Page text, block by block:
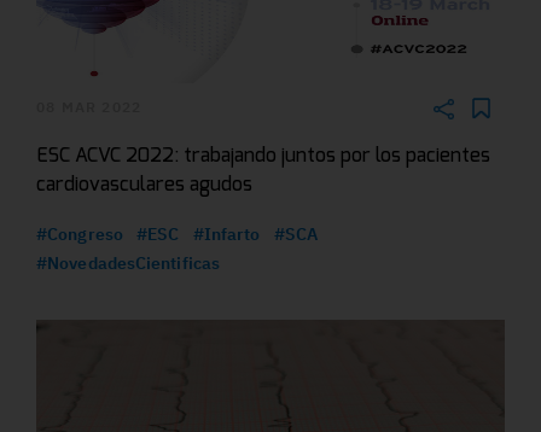
ESC ACVC 2022: trabajando juntos por los pacientes
cardiovasculares agudos
#Congreso #ESC #Infarto
#SCA
#NovedadesCientificas